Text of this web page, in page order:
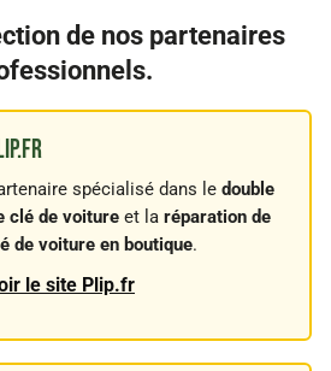
de nos partenaires
spécialisé dans le double
clé de voiture et la réparation de
de voiture en boutique.
le site Plip.fr